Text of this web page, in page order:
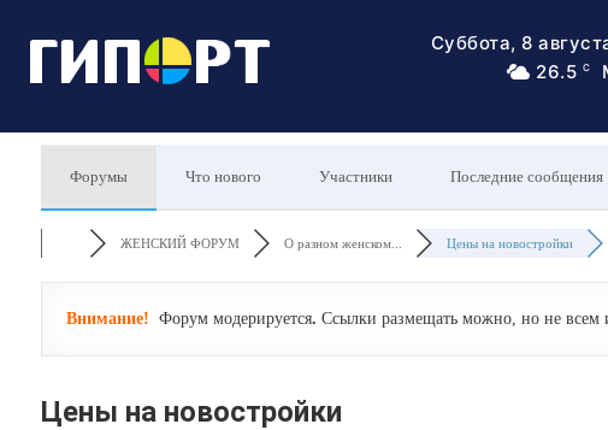
Суббота, 8
26.5 C
Форумы Что нового Участники Последние сообщения
ЖЕНСКИЙ ФОРУМ О разном женском... Цены на новостройки
Внимание! Форум модерируется. Ссылки размещать можно, но не всем
Цены на новостройки